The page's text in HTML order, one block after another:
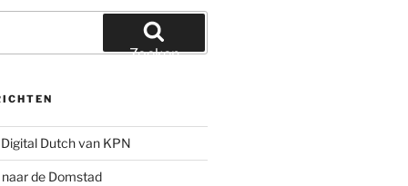
Zoeken
Dutch van KPN
de Domstad